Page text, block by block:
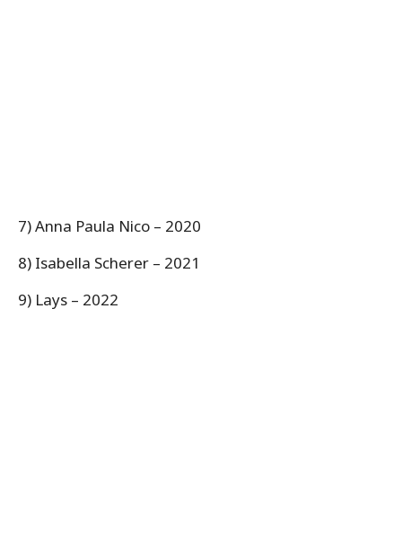
7) Anna Paula Nico – 2020
8) Isabella Scherer – 2021
9) Lays – 2022